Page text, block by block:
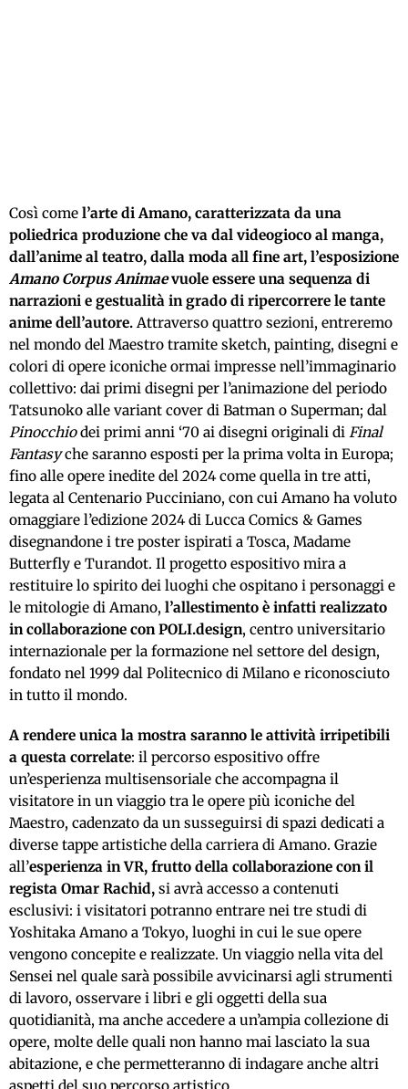
Così come l’arte di Amano, caratterizzata da una
poliedrica produzione che va dal videogioco al manga,
dall’anime al teatro, dalla moda all fine art, l’esposizione
Amano Corpus Animaevuole essere una sequenza di
narrazioni e gestualità in grado di ripercorrere le tante
anime dell’autore. Attraverso quattro sezioni, entreremo
nel mondo del Maestro tramite sketch, painting, disegni e
colori di opere iconiche ormai impresse nell’immaginario
collettivo: dai primi disegni per l’animazione del periodo
Tatsunoko alle variant cover di Batman o Superman; dal
Pinocchiodei primi anni ‘70 ai disegni originali di Final
Fantasyche saranno esposti per la prima volta in Europa;
fino alle opere inedite del 2024 come quella in tre atti,
legata al Centenario Pucciniano, con cui Amano ha voluto
omaggiare l’edizione 2024 di Lucca Comics & Games
disegnandone i tre poster ispirati a Tosca, Madame
Butterfly e Turandot. Il progetto espositivo mira a
restituire lo spirito dei luoghi che ospitano i personaggi e
le mitologie di Amano, l’allestimento è infatti realizzato
in collaborazione con POLI.design, centro universitario
internazionale per la formazione nel settore del design,
fondato nel 1999 dal Politecnico di Milano e riconosciuto
in tutto il mondo.
A rendere unica la mostra saranno le attività irripetibili
a questa correlate: il percorso espositivo offre
un’esperienza multisensoriale che accompagna il
visitatore in un viaggio tra le opere più iconiche del
Maestro, cadenzato da un susseguirsi di spazi dedicati a
diverse tappe artistiche della carriera di Amano. Grazie
all’esperienza in VR, frutto della collaborazione con il
regista Omar Rachid, si avrà accesso a contenuti
esclusivi: i visitatori potranno entrare nei tre studi di
Yoshitaka Amano a Tokyo, luoghi in cui le sue opere
vengono concepite e realizzate. Un viaggio nella vita del
Sensei nel quale sarà possibile avvicinarsi agli strumenti
di lavoro, osservare i libri e gli oggetti della sua
quotidianità, ma anche accedere a un’ampia collezione di
opere, molte delle quali non hanno mai lasciato la sua
abitazione, e che permetteranno di indagare anche altri